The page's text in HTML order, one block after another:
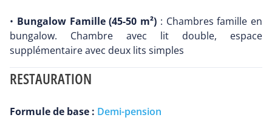
• Bungalow Famille (45-50 m²) : Chambres famille en
bungalow. Chambre avec lit double, espace
supplémentaire avec deux lits simples
RESTAURATION
Formule de base : Demi-pension